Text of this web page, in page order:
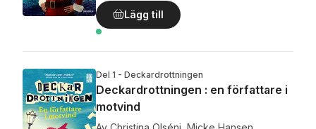
Lägg till
Del 1 - Deckardrottningen
Deckardrottningen : en författare i
motvind